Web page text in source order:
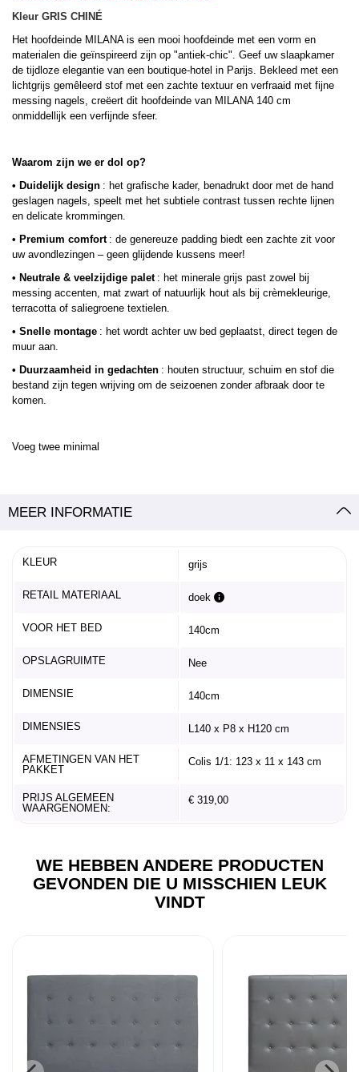
Kleur GRIS CHINÉ
Het hoofdeinde MILANA is een mooi hoofdeinde met een vorm en
materialen die geïnspireerd zijn op "antiek-chic". Geef uw slaapkamer
de tijdloze elegantie van een boutique-hotel in Parijs. Bekleed met een
lichtgrijs gemêleerd stof met een zachte textuur en verfraaid met fijne
messing nagels, creëert dit hoofdeinde van MILANA 140 cm
onmiddellijk een verfijnde sfeer.
Waarom zijn we er dol op?
• Duidelijk design : het grafische kader, benadrukt door met de hand
geslagen nagels, speelt met het subtiele contrast tussen rechte lijnen
en delicate krommingen.
• Premium comfort: de genereuze padding biedt een zachte zit voor
uw avondlezingen – geen glijdende kussens meer!
• Neutrale & veelzijdige palet: het minerale grijs past zowel bij
messing accenten, mat zwart of natuurlijk hout als bij crèmekleurige,
terracotta of saliegroene textielen.
• Snelle montage : het wordt achter uw bed geplaatst, direct tegen de
muur aan.
• Duurzaamheid in gedachten : houten structuur, schuim en stof die
bestand zijn tegen wrijving om de seizoenen zonder afbraak door te
komen.
Voeg twee minimal
MEER INFORMATIE
KLEUR grijs
RETAIL MATERIAAL doek
VOOR HET BED 140cm
OPSLAGRUIMTE Nee
DIMENSIE 140cm
DIMENSIES L140 x P8 x H120 cm
AFMETINGEN VAN HET
PAKKET
Colis 1/1: 123 x 11 x 143 cm
PRIJS ALGEMEEN
WAARGENOMEN:
€ 319,00
WE HEBBEN ANDERE PRODUCTEN
GEVONDEN DIE U MISSCHIEN LEUK
VINDT